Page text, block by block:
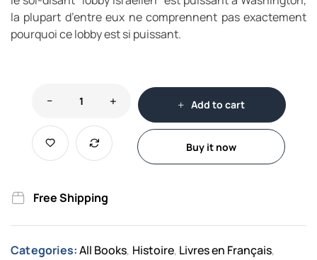
la plupart d’entre eux ne comprennent pas exactement
pourquoi ce lobby est si puissant.
Add to cart
Buy it now
Free Shipping
Categories: All Books, Histoire, Livres en Français,